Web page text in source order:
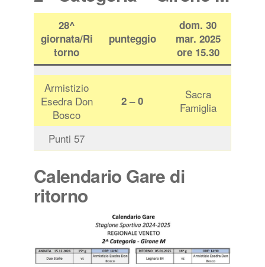
28^
giornata/Ri
torno
punteggio
dom. 30
mar. 2025
ore 15.30
Armistizio
Esedra Don
Bosco
2 – 0
Sacra
Famiglia
Punti 57
Calendario Gare di
ritorno